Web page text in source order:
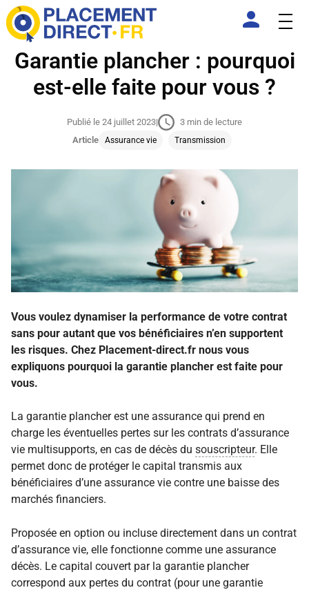
Garantie plancher : pourquoi
est-elle faite pour vous ?
Publié le 24 juillet 2023|
Article
3 min de lecture
Assurance vie Transmission
Vous voulez dynamiser la performance de votre contrat
sans pour autant que vos bénéficiaires n’en supportent
les risques. Chez Placement-direct.fr nous vous
expliquons pourquoi la garantie plancher est faite pour
vous.
La garantie plancher est une assurance qui prend en
charge les éventuelles pertes sur les contrats d’assurance
vie multisupports, en cas de décès du souscripteur. Elle
permet donc de protéger le capital transmis aux
bénéficiaires d’une assurance vie contre une baisse des
marchés financiers.
Proposée en option ou incluse directement dans un contrat
d’assurance vie, elle fonctionne comme une assurance
décès. Le capital couvert par la garantie plancher
correspond aux pertes du contrat (pour une garantie